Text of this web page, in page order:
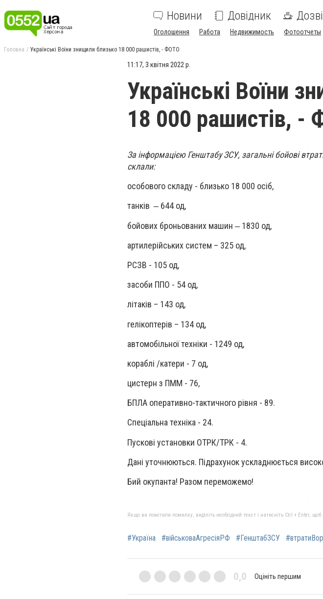
Новини Довідник
Оголошення Работа Недвижимость Фотоотчеты
Головна Українські Воїни знищили близько 18 000 рашистів, - ФОТО
11:17, 3 квітня 2022 р.
Українські Воїни
18 000 рашистів, -
За інформацією Генштабу ЗСУ, загальні бойові
склали:
особового складу - близько 18 000 осіб,
танків ‒ 644 од,
бойових броньованих машин ‒ 1830 од,
артилерійських систем – 325 од,
РСЗВ - 105 од,
засоби ППО - 54 од,
літаків – 143 од,
гелікоптерів – 134 од,
автомобільної техніки - 1249 од,
кораблі /катери - 7 од,
цистерн з ПММ - 76,
БПЛА оперативно-тактичного рівня - 89.
Спеціальна техніка - 24.
Пускові установки ОТРК/ТРК - 4.
Дані уточнюються. Підрахунок ускладнюється
Бий окупанта! Разом переможемо!
Якщо ви помітили помилку, виділіть необхідний текст і натисніть Ctrl + Enter,
#Україна #військоваАгресіяРФ #ГенштабЗСУ
0,0 Оцініть першим